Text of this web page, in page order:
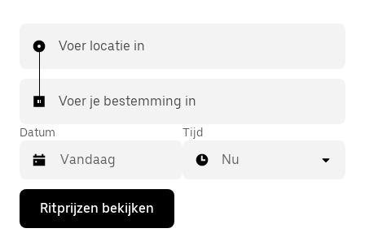
Voer locatie in
Voer je bestemming in
Datum
Druk
de
Tijd
Nu
Ritprijzen bekijken